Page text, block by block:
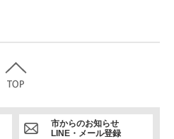
市からのお知らせ
LINE・メール登録